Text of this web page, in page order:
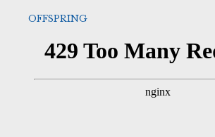
OFFSPRING